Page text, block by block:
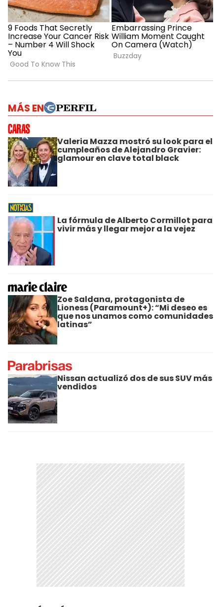
MÁS EN
Valeria Mazza mostró su look para el
cumpleaños de Alejandro Gravier:
glamour en clave total black
La fórmula de Alberto Cormillot para
vivir más y llegar mejor a la vejez
Zoe Saldana, protagonista de
Lioness (Paramount+): “Mi deseo es
que nos unamos como comunidades
latinas”
Nissan actualizó dos de sus SUV más
vendidos